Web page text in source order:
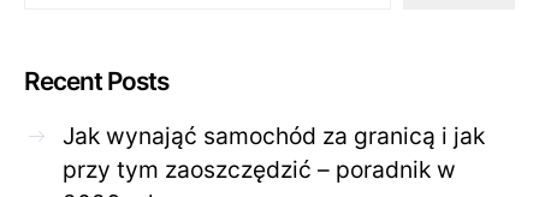
Recent Posts
Jak wynająć samochód za granicą i jak
przy tym zaoszczędzić – poradnik w